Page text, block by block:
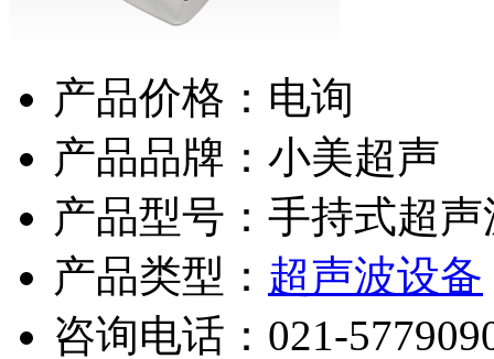
产品价格：电询
产品品牌：小美超声
产品型号：手持式超
产品类型： 超声波设备
咨询电话： 021-